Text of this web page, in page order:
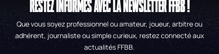
RESTEZ INFORMÉS AVEC LA NEWSLETTER FFBB !
Que vous soyez professionnel ou amateur, joueur, arbitre ou
adhérent, journaliste ou simple curieux, restez connecté aux
actualités FFBB.